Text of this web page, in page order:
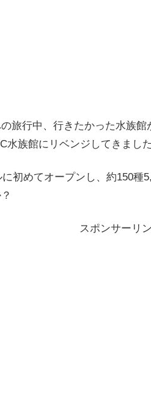
旅行中、行きたかった水族
水族館にリベンジしてきました
初めてオープンし、約150種
スポンサーリ